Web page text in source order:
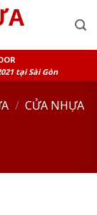
tại Sài Gòn
/ CỬA NHỰA